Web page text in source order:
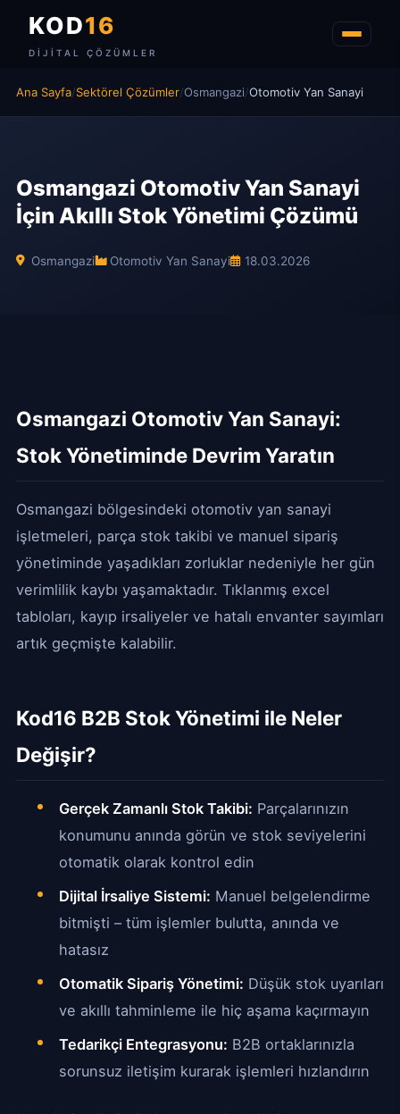
KOD16
DIJITAL ÇÖZÜMLER
Ana Sayfa/Sektörel Çözümler/Osmangazi/Otomotiv Yan Sanayi
Osmangazi Otomotiv Yan Sanayi
İçin Akıllı Stok Yönetimi Çözümü
Osmangazi Otomotiv Yan Sanayi 18.03.2026
Osmangazi Otomotiv Yan Sanayi:
Stok Yönetiminde Devrim Yaratın
Osmangazi bölgesindeki otomotiv yan sanayi
işletmeleri, parça stok takibi ve manuel sipariş
yönetiminde yaşadıkları zorluklar nedeniyle her gün
verimlilik kaybı yaşamaktadır. Tıklanmış excel
tabloları, kayıp irsaliyeler ve hatalı envanter sayımları
artık geçmişte kalabilir.
Kod16 B2B Stok Yönetimi ile Neler
Değişir?
Gerçek Zamanlı Stok Takibi: Parçalarınızın
konumunu anında görün ve stok seviyelerini
otomatik olarak kontrol edin
Dijital İrsaliye Sistemi: Manuel belgelendirme
bitmişti – tüm işlemler bulutta, anında ve
hatasız
Otomatik Sipariş Yönetimi: Düşük stok uyarıları
ve akıllı tahminleme ile hiç aşama kaçırmayın
Tedarikçi Entegrasyonu: B2B ortaklarınızla
sorunsuz iletişim kurarak işlemleri hızlandırın